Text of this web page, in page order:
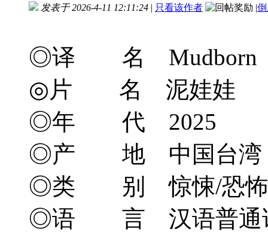
发表于 2026-4-11 12:11:24 | 只看该作者 |
◎译 名 Mudborn
◎片 名 泥娃娃
◎年 代 2025
◎产 地 中国台湾
◎类 别 惊悚/恐怖
◎语 言 汉语普通